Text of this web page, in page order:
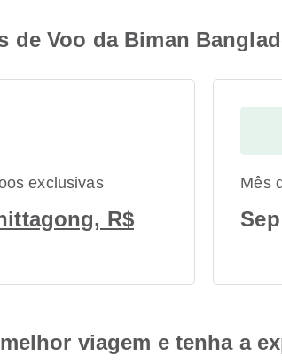
de Voo da Biman
exclusivas
R$
Mês
Sep
viagem e tenha a